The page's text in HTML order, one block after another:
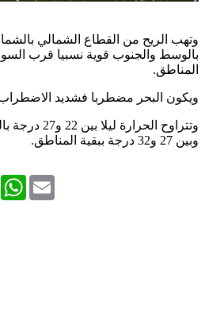
وتهب الريح من القطاع الشمالي
بالوسط والجنوب قوية نسبيا قرب
المناطق.
ويكون البحر مضطربا فشديد
وتتراوح
وبين 27 و32 درجة ببقية المناطق
.
Skype WhatsApp